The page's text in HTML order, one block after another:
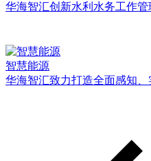
华海智汇创新水利水务工作
智慧能源
华海智汇致力打造全面感知